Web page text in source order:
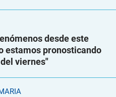
desde este
estamos pronosticando
viernes"